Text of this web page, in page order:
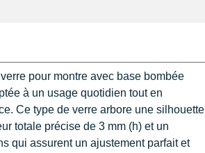
pour montre avec base bombée
à un usage quotidien tout en
Ce type de verre arbore une silhouette
totale précise de 3 mm (h) et un
qui assurent un ajustement parfait et